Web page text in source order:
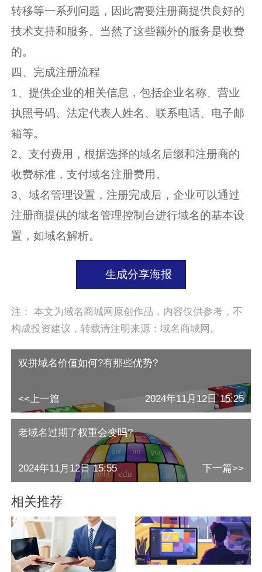
转移等一系列问题，因此需要注册商提供良好的
技术支持和服务。当然了这些额外的服务是收费
的。
四、完成注册流程
1、提供企业的相关信息，包括企业名称、营业
执照号码、法定代表人姓名、联系电话、电子邮
箱等。
2、支付费用，根据选择的域名后缀和注册商的
收费标准，支付域名注册费用。
3、域名管理设置，注册完成后，企业可以通过
注册商提供的域名管理控制台进行域名的基本设
置，如域名解析。
生成分享海报
注： 本文为域名商城网原创作品，内容仅供参考，不
构成投资建议，转载请注明来源：域名商城网。
双拼域名价值如何?有那些优势?
<<上一篇 2024年11月12日 15:25
老域名过期了权重会变吗?
2024年11月12日 15:55 下一篇>>
相关推荐